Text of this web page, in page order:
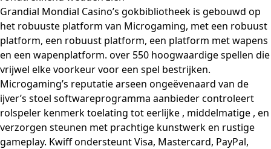
Grandial Mondial Casino’s gokbibliotheek is gebouwd op
het robuuste platform van Microgaming, met een robuust
platform, een robuust platform, een platform met wapens
en een wapenplatform. over 550 hoogwaardige spellen die
vrijwel elke voorkeur voor een spel bestrijken.
Microgaming’s reputatie arseen ongeëvenaard van de
ijver’s stoel softwareprogramma aanbieder controleert
rolspeler kenmerk toelating tot eerlijke , middelmatige , en
verzorgen steunen met prachtige kunstwerk en rustige
gameplay. Kwiff ondersteunt Visa, Mastercard, PayPal,